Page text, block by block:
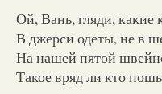
Ой, Вань, гляди, какие
В джерси одеты, не в
На нашей пятой
Такое вряд ли кто